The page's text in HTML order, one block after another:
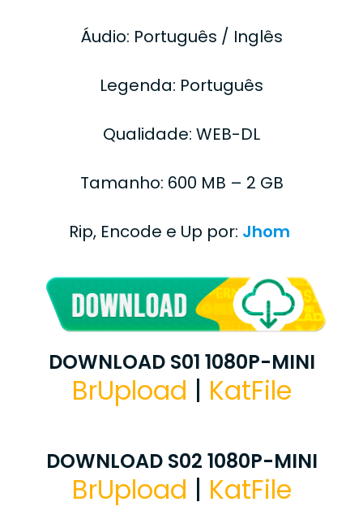
Áudio: Português / Inglês
Legenda: Português
Qualidade: WEB-DL
Tamanho: 600 MB – 2 GB
Rip, Encode e Up por: Jhom
DOWNLOAD S01 1080P-MINI
BrUpload | KatFile
DOWNLOAD S02 1080P-MINI
BrUpload | KatFile